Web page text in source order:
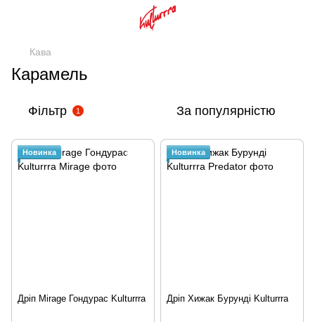
Кава
Карамель
Фільтр 1 За популярністю
Новинка
Дріп Mirage Гондурас Kulturrra
Новинка
Дріп Хижак Бурунді Kulturrra